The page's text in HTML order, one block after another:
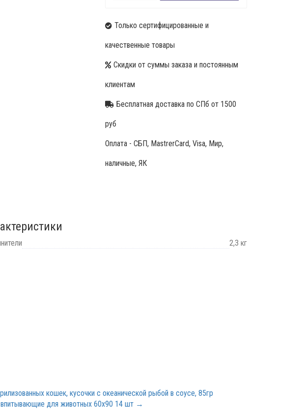
Только сертифицированные и
качественные товары
Скидки от суммы заказа и постоянным
клиентам
Бесплатная доставка по СПб от 1500
руб
Оплата - СБП, MastrerCard, Visa, Мир,
наличные, ЯК
2,3 кг
кошек, кусочки с океанической рыбой в соусе, 85гр
для животных 60х90 14 шт →